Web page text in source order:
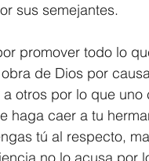
sus semejantes.
promover todo lo
de Dios por
otros por lo que
haga caer a tu
tú al respecto,